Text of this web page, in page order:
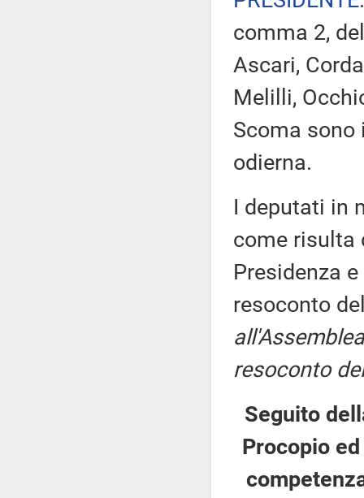
comma 2,
Ascari,
Melilli,
Scoma sono
odierna.
I deputati in
come risulta
Presidenza
resoconto
resoconto
Seguito
Procopio